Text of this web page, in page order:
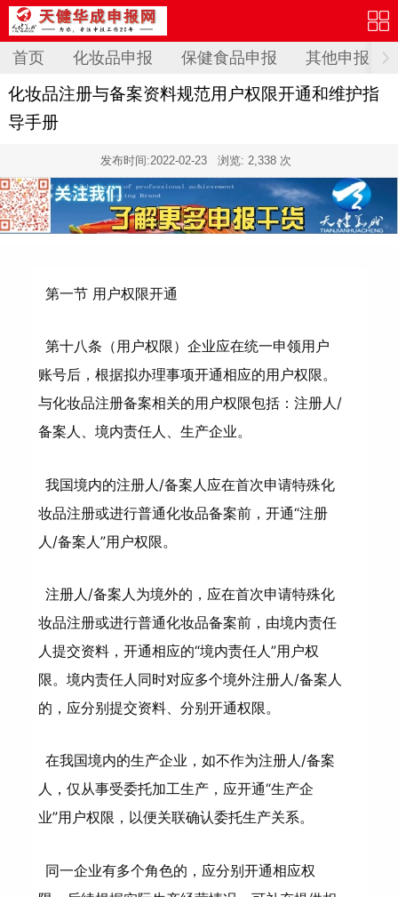
首页 化妆品申报 保健食品申报 其他申报
化妆品注册与备案资料规范用户权限开通和维护指
导手册
发布时间:2022-02-23 浏览: 2,338 次
第一节 用户权限开通
第十八条（用户权限）企业应在统一申领用户
账号后，根据拟办理事项开通相应的用户权限。
与化妆品注册备案相关的用户权限包括：注册人/
备案人、境内责任人、生产企业。
我国境内的注册人/备案人应在首次申请特殊化
妆品注册或进行普通化妆品备案前，开通“注册
人/备案人”用户权限。
注册人/备案人为境外的，应在首次申请特殊化
妆品注册或进行普通化妆品备案前，由境内责任
人提交资料，开通相应的“境内责任人”用户权
限。境内责任人同时对应多个境外注册人/备案人
的，应分别提交资料、分别开通权限。
在我国境内的生产企业，如不作为注册人/备案
人，仅从事受委托加工生产，应开通“生产企
业”用户权限，以便关联确认委托生产关系。
同一企业有多个角色的，应分别开通相应权